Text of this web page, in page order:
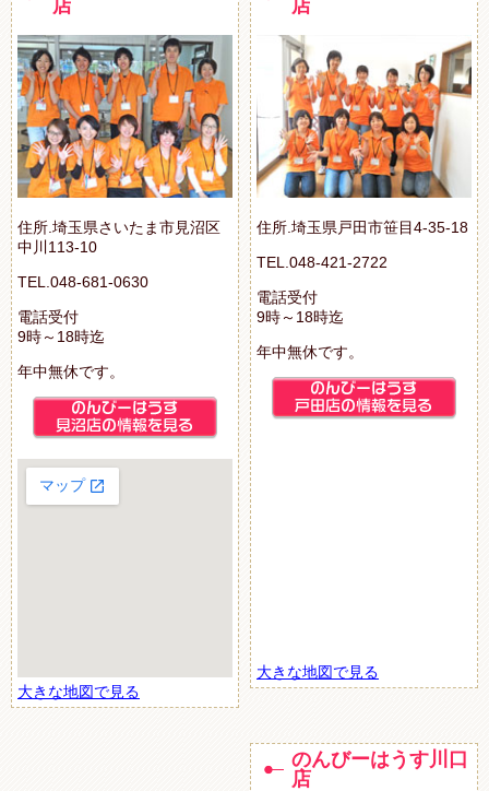
店
住所.埼玉県さいたま市見沼区
中川113-10
TEL.048-681-0630
電話受付
9時～18時迄
年中無休です。
大きな地図で見る
店
住所.埼玉県戸田市笹目4-35-18
TEL.048-421-2722
電話受付
9時～18時迄
年中無休です。
大きな地図で見る
のんびーはうす川口
店